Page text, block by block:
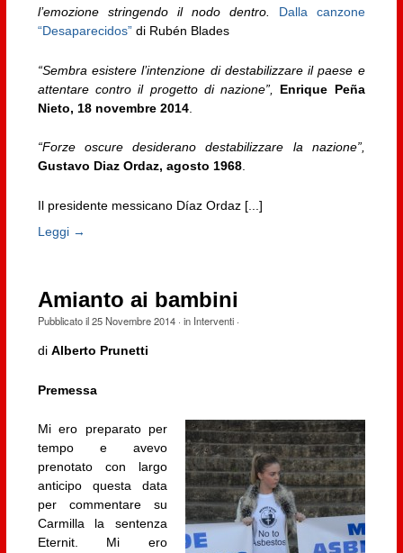
l’emozione stringendo il nodo dentro.
Dalla canzone
“Desaparecidos”di Rubén Blades
“Sembra esistere l’intenzione di destabilizzare il paese e
attentare contro il progetto di nazione”, Enrique Peña
Nieto, 18 novembre 2014.
“Forze oscure desiderano destabilizzare la nazione”,
Gustavo Diaz Ordaz, agosto 1968.
Il presidente messicano Díaz Ordaz [...]
Leggi →
Amianto ai bambini
Pubblicato il25 Novembre 2014· in Interventi·
di Alberto Prunetti
Premessa
Mi ero preparato per
tempo e avevo
prenotato con largo
anticipo questa data
per commentare su
Carmilla la sentenza
Eternit. Mi ero